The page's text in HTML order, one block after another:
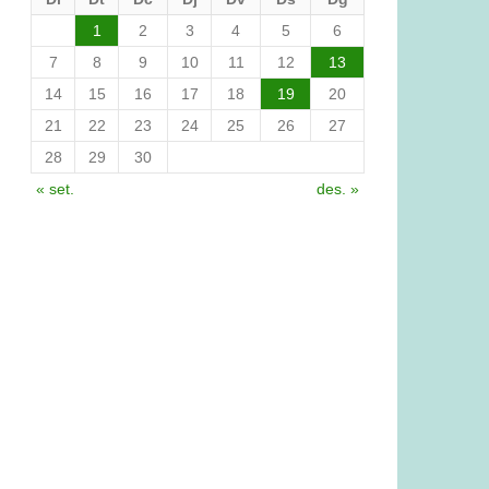
1
2 3 4 5
6
7
8 9 10 11 12
13
14
15 16 17 18 19
20
21
22 23 24 25 26
27
28
29
30
« set.
des. »